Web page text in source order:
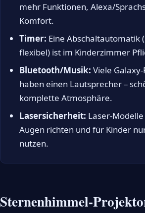
mehr Funktionen, Alexa/
Komfort.
Timer: Eine Abschaltautomatik
flexibel) ist im Kinderzimmer
Bluetooth/Musik: Viele
haben einen Lautsprecher –
komplette Atmosphäre.
Lasersicherheit: Laser-
Augen richten und für Kinder
nutzen.
Sternenhimmel-